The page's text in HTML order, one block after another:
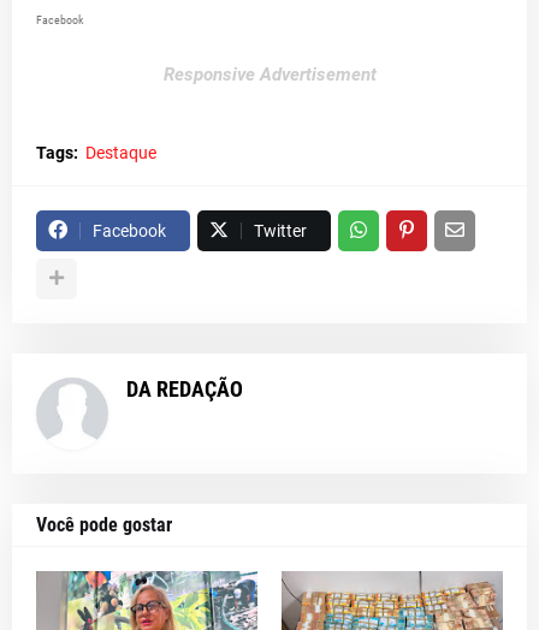
Facebook
Responsive Advertisement
Tags: Destaque
Facebook Twitter
DA REDAÇÃO
Você pode gostar